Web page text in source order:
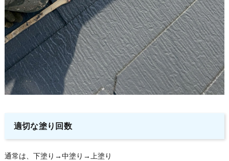
適切な塗り回数
通常は、下塗り→中塗り→上塗り